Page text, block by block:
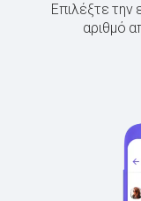
Επιλέξτε
αριθμό